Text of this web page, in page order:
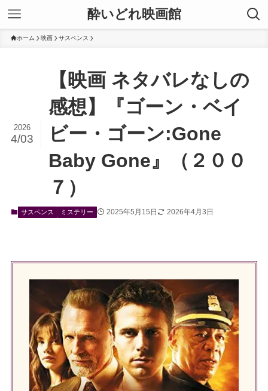
酔いどれ映画館
ホーム 映画 サスペンス
【映画 ネタバレなしの
感想】『ゴーン・ベイ
ビー・ゴーン:Gone
Baby Gone』（２００
７）
2026
4/03
サスペンス ミステリー 2025年5月15日 2026年4月3日